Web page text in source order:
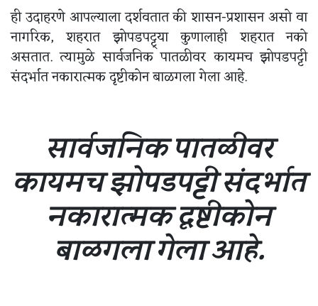
ही उदाहरणे आपल्याला दर्शवतात की शासन-प्रशासन असो वा
नागरिक, शहरात झोपडपट्ट्या कुणालाही शहरात नको
असतात. त्यामुळे सार्वजनिक पातळीवर कायमच झोपडपट्टी
संदर्भात नकारात्मक दृष्टीकोन बाळगला गेला आहे.
सार्वजनिक पातळीवर
कायमच झोपडपट्टी संदर्भात
नकारात्मक दृष्टीकोन
बाळगला गेला आहे.